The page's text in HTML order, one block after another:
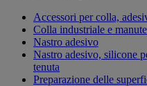
Accessori per colla,
Colla industriale e
Nastro adesivo
Nastro adesivo, silicone
tenuta
Preparazione delle